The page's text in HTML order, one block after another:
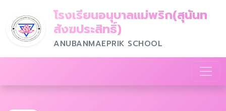
โรงเรียนอนุบาลแม่พริก(สุนันท
สังฆประสิทธิ์)
ANUBANMAEPRIK SCHOOL